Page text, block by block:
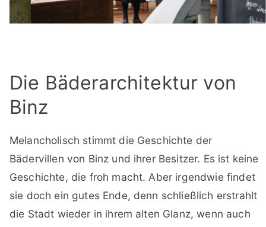
Die Bäderarchitektur von
Binz
Melancholisch stimmt die Geschichte der
Bädervillen von Binz und ihrer Besitzer. Es ist keine
Geschichte, die froh macht. Aber irgendwie findet
sie doch ein gutes Ende, denn schließlich erstrahlt
die Stadt wieder in ihrem alten Glanz, wenn auch